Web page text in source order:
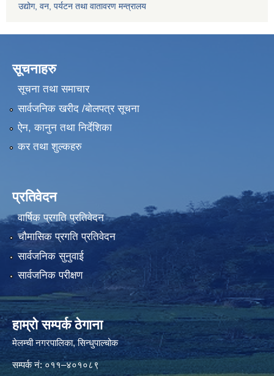
उद्योग, वन, पर्यटन तथा वातावरण मन्त्रालय
सूचनाहरु
सूचना तथा समाचार
सार्वजनिक खरीद /बोलपत्र सूचना
ऐन, कानुन तथा निर्देशिका
कर तथा शुल्कहरु
प्रतिवेदन
वार्षिक प्रगति प्रतिवेदन
चौमासिक प्रगति प्रतिवेदन
सार्वजनिक सुनुवाई
सार्वजनिक परीक्षण
हाम्रो सम्पर्क ठेगाना
मेलम्ची नगरपालिका‍, सिन्धुपाल्चोक
सम्पर्क न‌ं: ०११–४०१०८९